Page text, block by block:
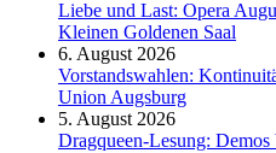
Liebe und Last: Opera
Kleinen Goldenen Saal
6. August 2026
Vorstandswahlen:
Union Augsburg
5. August 2026
Dragqueen-Lesung: